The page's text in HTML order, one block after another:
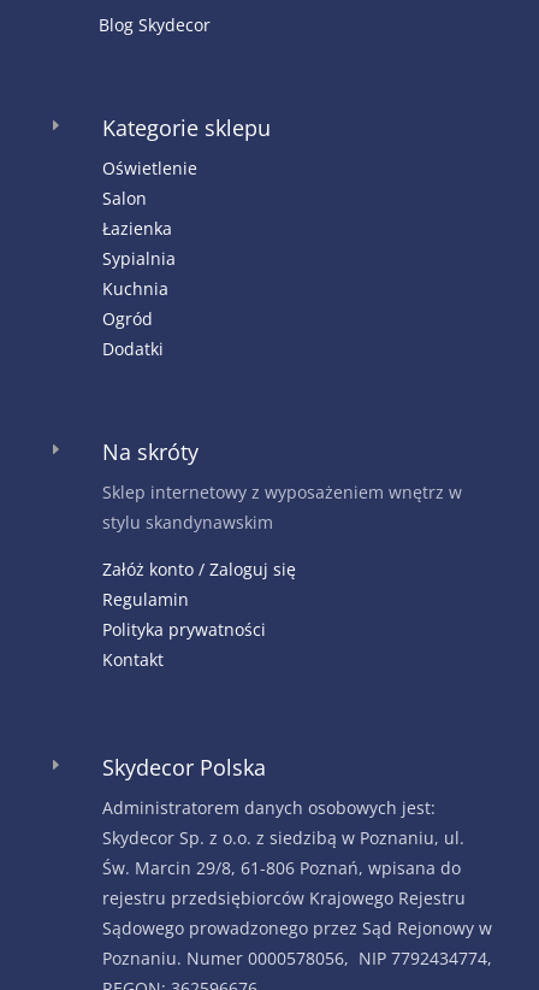
Blog Skydecor
E Kategorie sklepu
Oświetlenie
Salon
Łazienka
Sypialnia
Kuchnia
Ogród
Dodatki
E Na skróty
Sklep internetowy z wyposażeniem wnętrz w
stylu skandynawskim
Załóż konto / Zaloguj się
Regulamin
Polityka prywatności
Kontakt
E Skydecor Polska
Administratorem danych osobowych jest:
Skydecor Sp. z o.o. z siedzibą w Poznaniu, ul.
Św. Marcin 29/8, 61-806 Poznań, wpisana do
rejestru przedsiębiorców Krajowego Rejestru
Sądowego prowadzonego przez Sąd Rejonowy w
Poznaniu. Numer 0000578056, NIP 7792434774,